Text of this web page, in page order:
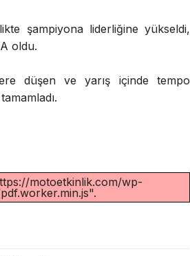
şampiyona liderliğine yükseldi,
oldu.
düşen ve yarış içinde tempo
motoetkinlik.com/wp-